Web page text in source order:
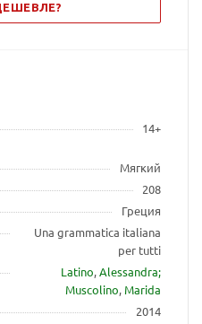
14+
Мягкий
208
Греция
Una grammatica italiana
per tutti
Latino,Alessandra;
Muscolino, Marida
2014